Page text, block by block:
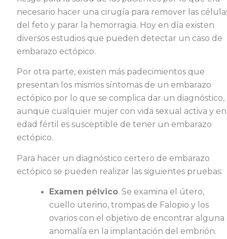
necesario hacer una cirugía para remover las
del feto y parar la hemorragia. Hoy en día existen
diversos estudios que pueden detectar un caso de
embarazo ectópico.
Por otra parte, existen más padecimientos que
presentan los mismos síntomas de un embarazo
ectópico por lo que se complica dar un diagnóstico,
aunque cualquier mujer con vida sexual activa y en
edad fértil es susceptible de tener un embarazo
ectópico.
Para hacer un diagnóstico certero de embarazo
ectópico se pueden realizar las siguientes pruebas:
Examen pélvico. Se examina el útero,
cuello uterino, trompas de Falopio y los
ovarios con el objetivo de encontrar alguna
anomalía en la implantación del embrión.